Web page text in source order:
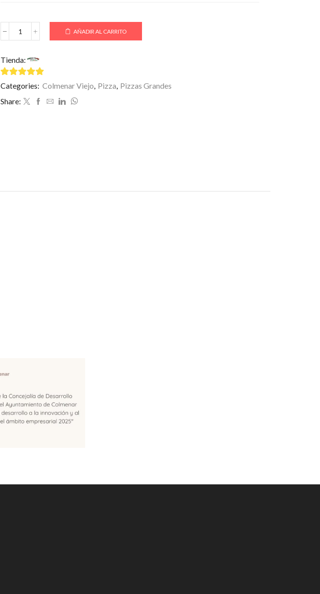
Pizza
GRANDE
🌶
cantidad
AÑADIR AL CARRITO
Tienda:
4.75 de 5
Categories: Colmenar Viejo, Pizza, Pizzas Grandes
Share: